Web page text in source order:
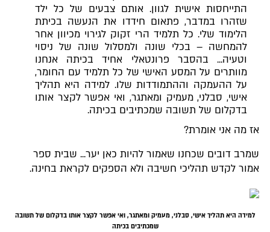
התייחסות אישית לגוון. אותם צבעים של כל ילד
שזהרו במדבר, פתאום חידדו את הנעשה בכיתת
הלימוד שלי. כל תלמיד הרי זקוק לגירוי מכיוון אחר
להמחשה – בכלי שונה ולמסלול שונה של ניסוי
וטעיה... בהסבר פרונטאלי אחיד בכיתה אנחנו
מוותרים על המסע האישי של כל תלמיד עם החומר,
על ההעמקה וההתמודדות שלו. למידה היא תהליך
אישי, סבלני, מעמיק ומאתגר, ואי אפשר לקצר אותו
בדקלום של תשובה שמכתיבים בכיתה.
אז מה אני אומרת?
שמרב דובים שכחנו שאמור להיות כאן יער... שבית ספר
אמור לקדש תהליכי חשיבה ולא הספקים לקראת בחינה.
למידה היא תהליך אישי, סבלני, מעמיק ומאתגר, ואי אפשר לקצר אותו בדקלום של תשובה
שמכתיבים בכיתה